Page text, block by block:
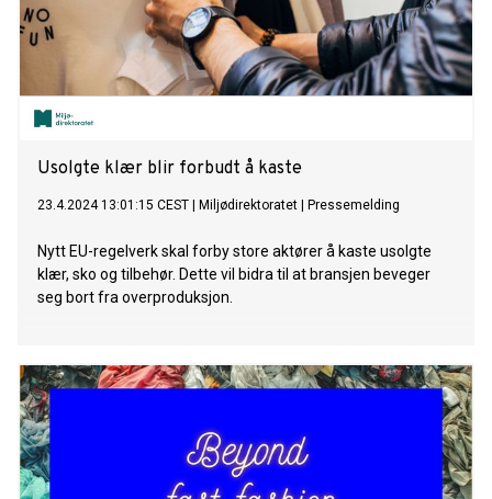
Usolgte klær blir forbudt å kaste
23.4.2024 13:01:15 CEST Miljødirektoratet Pressemelding
Nytt EU-regelverk skal forby store aktører å kaste usolgte
klær, sko og tilbehør. Dette vil bidra til at bransjen beveger
seg bort fra overproduksjon.